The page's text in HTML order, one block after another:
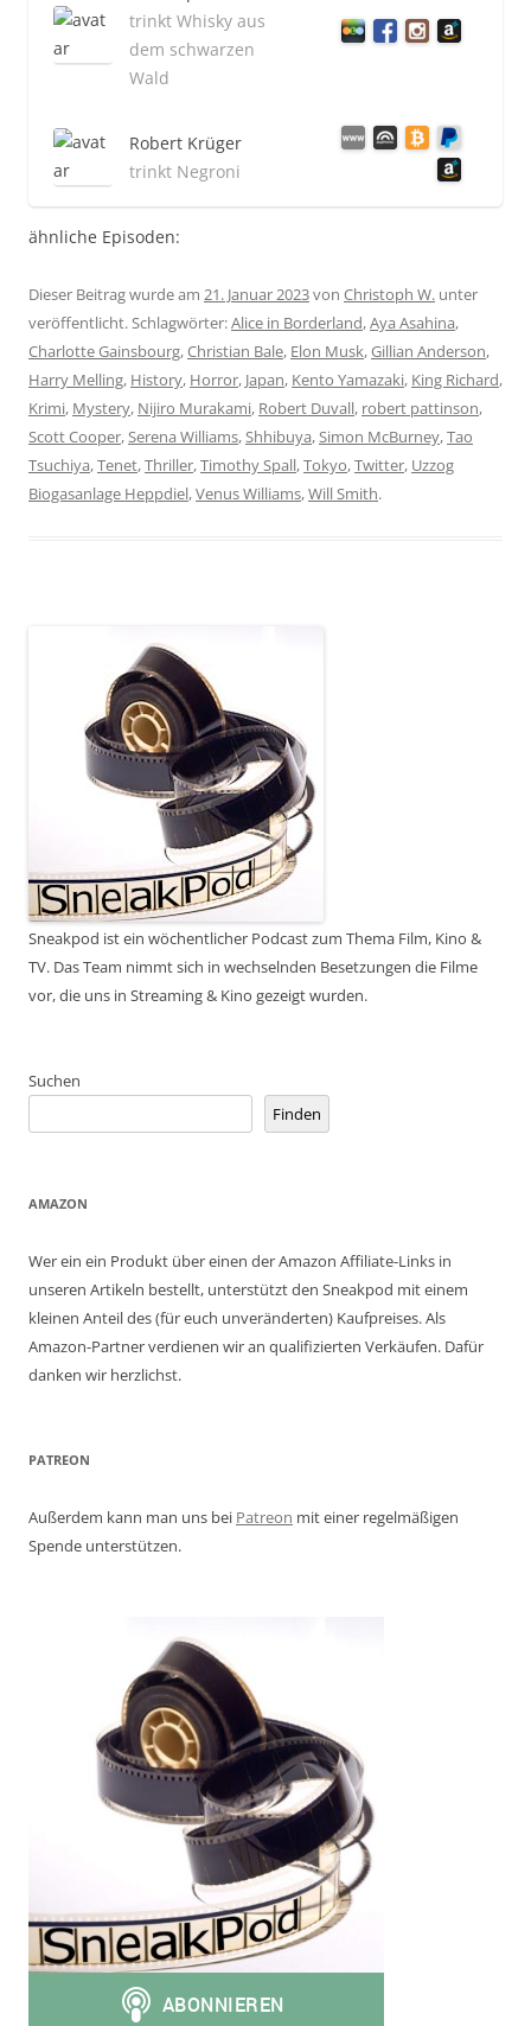
trinkt Whisky aus
dem schwarzen
Wald
Robert Krüger
trinkt Negroni
ähnliche Episoden:
Dieser Beitrag wurde am 21. Januar 2023von Christoph W. unter
veröffentlicht. Schlagwörter:Alice in Borderland,Aya Asahina,
Charlotte Gainsbourg,Christian Bale, Elon Musk,Gillian Anderson,
Harry Melling, History, Horror, Japan, Kento Yamazaki, King Richard,
Krimi, Mystery, Nijiro Murakami, Robert Duvall, robert pattinson,
Scott Cooper,Serena Williams,Shhibuya,Simon McBurney,Tao
Tsuchiya,Tenet,Thriller,Timothy Spall,Tokyo,Twitter, Uzzog
Biogasanlage Heppdiel,Venus Williams,Will Smith.
Sneakpod ist ein wöchentlicher Podcast zum Thema Film, Kino &
TV. Das Team nimmt sich in wechselnden Besetzungen die Filme
vor, die uns in Streaming & Kino gezeigt wurden.
Suchen
Finden
AMAZON
Wer ein ein Produkt über einen der Amazon Affiliate-Links in
unseren Artikeln bestellt, unterstützt den Sneakpod mit einem
kleinen Anteil des (für euch unveränderten) Kaufpreises. Als
Amazon-Partner verdienen wir an qualifizierten Verkäufen. Dafür
danken wir herzlichst.
PATREON
Außerdem kann man uns bei Patreon mit einer regelmäßigen
Spende unterstützen.